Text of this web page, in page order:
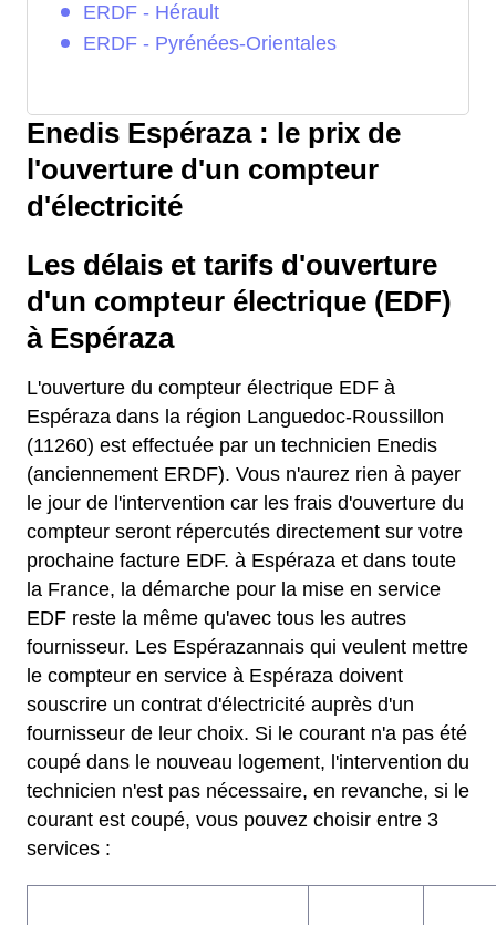
ERDF - Hérault
ERDF - Pyrénées-Orientales
Enedis Espéraza : le prix de
l'ouverture d'un compteur
d'électricité
Les délais et tarifs d'ouverture
d'un compteur électrique (EDF)
à Espéraza
L'ouverture du compteur électrique EDF à
Espéraza dans la région Languedoc-Roussillon
(11260) est effectuée par un technicien Enedis
(anciennement ERDF). Vous n'aurez rien à payer
le jour de l'intervention car les frais d'ouverture du
compteur seront répercutés directement sur votre
prochaine facture EDF. à Espéraza et dans toute
la France, la démarche pour la mise en service
EDF reste la même qu'avec tous les autres
fournisseur. Les Espérazannais qui veulent mettre
le compteur en service à Espéraza doivent
souscrire un contrat d'électricité auprès d'un
fournisseur de leur choix. Si le courant n'a pas été
coupé dans le nouveau logement, l'intervention du
technicien n'est pas nécessaire, en revanche, si le
courant est coupé, vous pouvez choisir entre 3
services :